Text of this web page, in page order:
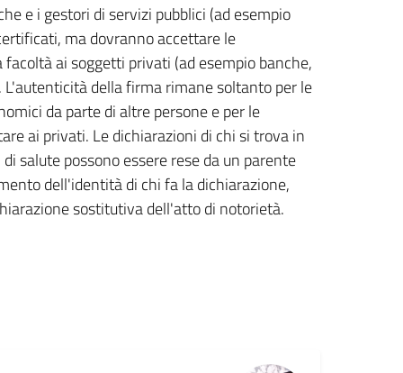
e i gestori di servizi pubblici (ad esempio
ma dovranno accettare le
ai soggetti privati (ad esempio banche,
della firma rimane soltanto per le
da parte di altre persone e per le
ai privati. Le dichiarazioni di chi si trova in
salute possono essere rese da un parente
dell'identità di chi fa la dichiarazione,
sostitutiva dell'atto di notorietà.